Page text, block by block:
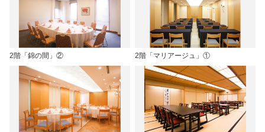
2階「錦の間」② 2階「マリアージュ」①